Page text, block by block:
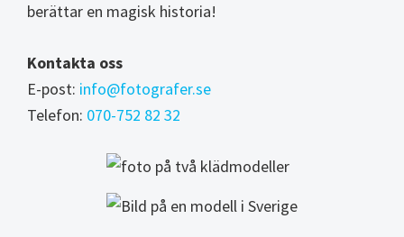
berättar en magisk historia!
Kontakta oss
E-post: info@fotografer.se
Telefon: 070-752 82 32